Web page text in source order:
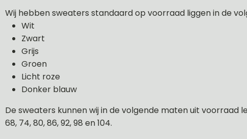
Wij hebben sweaters standaard op voorraad liggen in de
Wit
Zwart
Grijs
Groen
Licht roze
Donker blauw
De sweaters kunnen wij in de volgende maten uit voorraad
68, 74, 80, 86, 92, 98 en 104.